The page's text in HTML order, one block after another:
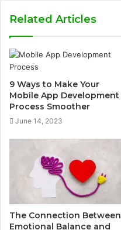
Related Articles
9 Ways to Make Your
Mobile App Development
Process Smoother
June 14, 2023
The Connection Between
Emotional Balance and